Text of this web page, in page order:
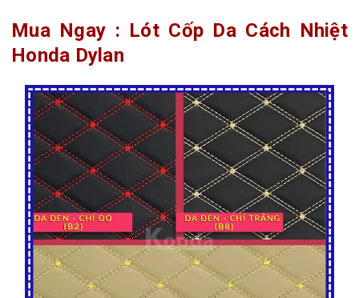
Mua Ngay : Lót Cốp Da Cách Nhiệt
Honda Dylan